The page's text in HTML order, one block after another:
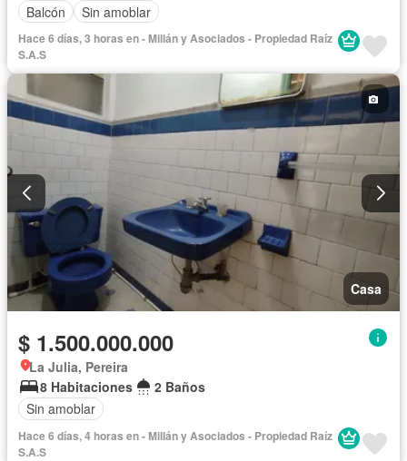
Balcón
Sin amoblar
Hace 6 días, 3 horas en - Millán y Asociados - Propiedad Raíz
S.A.S
Casa
$ 1.500.000.000
La Julia, Pereira
8 Habitaciones
2 Baños
Sin amoblar
Hace 6 días, 4 horas en - Millán y Asociados - Propiedad Raíz
S.A.S